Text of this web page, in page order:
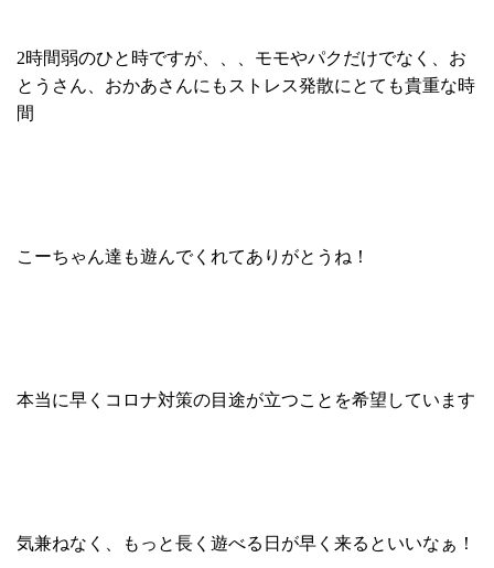
2時間弱のひと時ですが、、、モモやパクだけでなく、お
とうさん、おかあさんにもストレス発散にとても貴重な時
間
こーちゃん達も遊んでくれてありがとうね！
本当に早くコロナ対策の目途が立つことを希望しています
気兼ねなく、もっと長く遊べる日が早く来るといいなぁ！